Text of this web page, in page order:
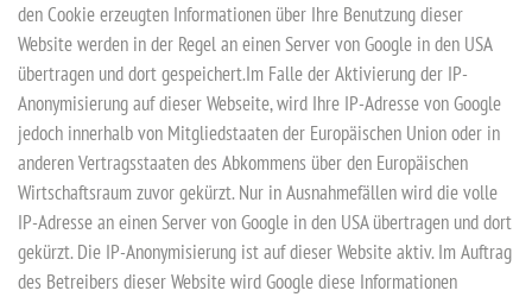
den Cookie erzeugten Informationen über Ihre Benutzung dieser
Website werden in der Regel an einen Server von Google in den USA
übertragen und dort gespeichert.Im Falle der Aktivierung der IP-
Anonymisierung auf dieser Webseite, wird Ihre IP-Adresse von Google
jedoch innerhalb von Mitgliedstaaten der Europäischen Union oder in
anderen Vertragsstaaten des Abkommens über den Europäischen
Wirtschaftsraum zuvor gekürzt. Nur in Ausnahmefällen wird die volle
IP-Adresse an einen Server von Google in den USA übertragen und dort
gekürzt. Die IP-Anonymisierung ist auf dieser Website aktiv. Im Auftrag
des Betreibers dieser Website wird Google diese Informationen